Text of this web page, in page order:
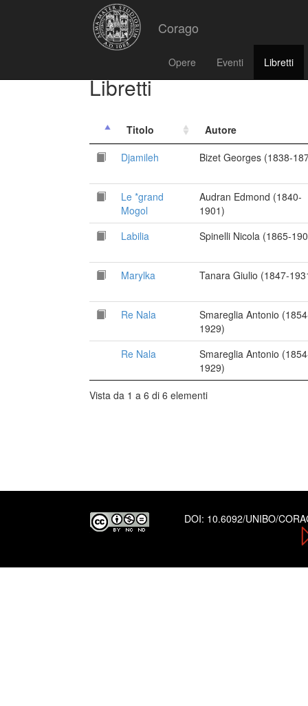
Corago
Opere Eventi Libretti
Libretti
Titolo
Autore
Djamileh
Bizet Georges (1838-
Le *grand
Mogol
Audran Edmond (1840-
1901)
Labilia
Spinelli Nicola (1865-
Marylka Tanara Giulio (1847-
Re Nala
Smareglia Antonio
1929)
Re Nala
Smareglia Antonio
1929)
Vista da 1 a 6 di 6 elementi
DOI: 10.6092/UNIBO/